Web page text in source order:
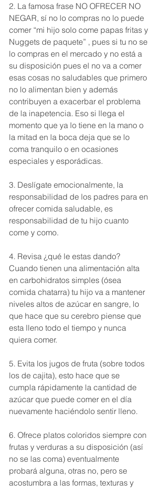
2. La famosa frase NO OFRECER NO
NEGAR, sí no lo compras no lo puede
comer “mi hijo solo come papas fritas y
Nuggets de paquete” , pues si tu no se
lo compras en el mercado y no está a
su disposición pues el no va a comer
esas cosas no saludables que primero
no lo alimentan bien y además
contribuyen a exacerbar el problema
de la inapetencia. Eso si llega el
momento que ya lo tiene en la mano o
la mitad en la boca deja que se lo
coma tranquilo o en ocasiones
especiales y esporádicas.
3. Deslígate emocionalmente, la
responsabilidad de los padres para en
ofrecer comida saludable, es
responsabilidad de tu hijo cuanto
come y como.
4. Revisa ¿qué le estas dando?
Cuando tienen una alimentación alta
en carbohidratos simples (ósea
comida chatarra) tu hijo va a mantener
niveles altos de azúcar en sangre, lo
que hace que su cerebro piense que
esta lleno todo el tiempo y nunca
quiera comer.
5. Evita los jugos de fruta (sobre todos
los de cajita), esto hace que se
cumpla rápidamente la cantidad de
azúcar que puede comer en el día
nuevamente haciéndolo sentir lleno.
6. Ofrece platos coloridos siempre con
frutas y verduras a su disposición (así
no se las coma) eventualmente
probará alguna, otras no, pero se
acostumbra a las formas, texturas y